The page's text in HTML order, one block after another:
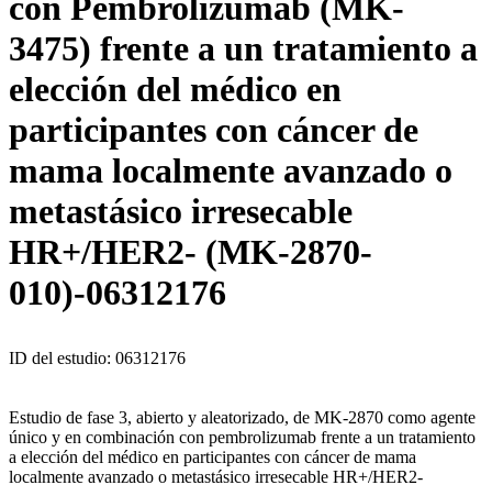
3475) frente a un tratamiento a
elección del médico en
participantes con cáncer de
mama localmente avanzado o
metastásico irresecable
HR+/HER2- (MK-2870-
010)-06312176
ID del estudio: 06312176
Estudio de fase 3, abierto y aleatorizado, de MK-2870 como agente
único y en combinación con pembrolizumab frente a un tratamiento
a elección del médico en participantes con cáncer de mama
localmente avanzado o metastásico irresecable HR+/HER2-